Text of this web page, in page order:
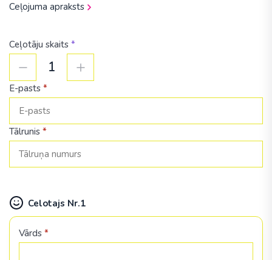
Ceļojuma apraksts
Ceļotāju skaits *
1
E-pasts *
Tālrunis *
Celotajs Nr.1
Vārds *